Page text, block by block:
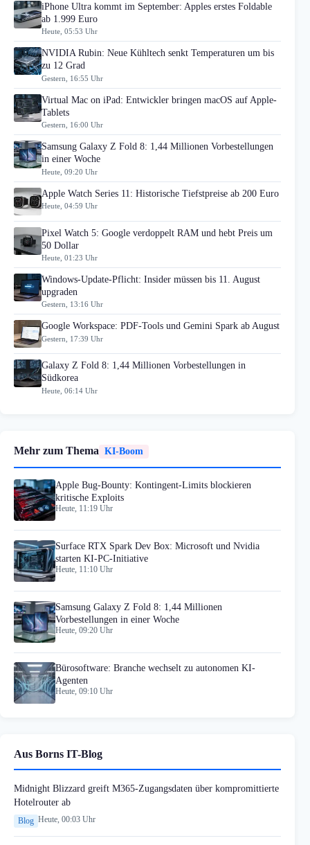
iPhone Ultra kommt im September: Apples erstes Foldable
ab 1.999 Euro
Heute, 05:53 Uhr
NVIDIA Rubin: Neue Kühltech senkt Temperaturen um bis
zu 12 Grad
Gestern, 16:55 Uhr
Virtual Mac on iPad: Entwickler bringen macOS auf Apple-
Tablets
Gestern, 16:00 Uhr
Samsung Galaxy Z Fold 8: 1,44 Millionen Vorbestellungen
in einer Woche
Heute, 09:20 Uhr
Apple Watch Series 11: Historische Tiefstpreise ab 200 Euro
Heute, 04:59 Uhr
Pixel Watch 5: Google verdoppelt RAM und hebt Preis um
50 Dollar
Heute, 01:23 Uhr
Windows-Update-Pflicht: Insider müssen bis 11. August
upgraden
Gestern, 13:16 Uhr
Google Workspace: PDF-Tools und Gemini Spark ab August
Gestern, 17:39 Uhr
Galaxy Z Fold 8: 1,44 Millionen Vorbestellungen in
Südkorea
Heute, 06:14 Uhr
Mehr zum Thema KI-Boom
Apple Bug-Bounty: Kontingent-Limits blockieren
kritische Exploits
Heute, 11:19 Uhr
Surface RTX Spark Dev Box: Microsoft und Nvidia
starten KI-PC-Initiative
Heute, 11:10 Uhr
Samsung Galaxy Z Fold 8: 1,44 Millionen
Vorbestellungen in einer Woche
Heute, 09:20 Uhr
Bürosoftware: Branche wechselt zu autonomen KI-
Agenten
Heute, 09:10 Uhr
Aus Borns IT-Blog
Midnight Blizzard greift M365-Zugangsdaten über kompromittierte
Hotelrouter ab
Blog Heute, 00:03 Uhr